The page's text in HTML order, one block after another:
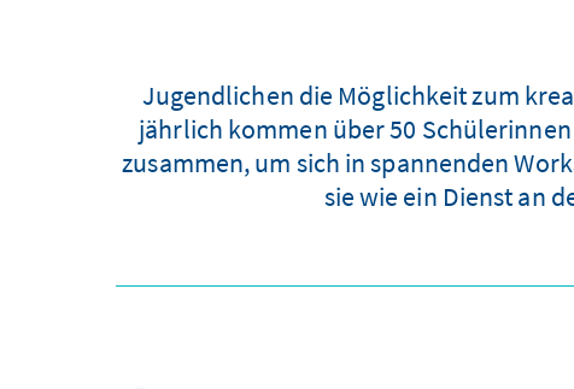
Jugendlichen die Möglichkeit zum
jährlich kommen über 50
zusammen, um sich in spannenden
sie wie ein Dienst an